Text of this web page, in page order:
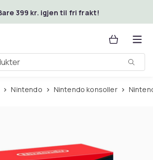
399 kr. igjen til fri frakt!
Nintendo Nintendo konsoller